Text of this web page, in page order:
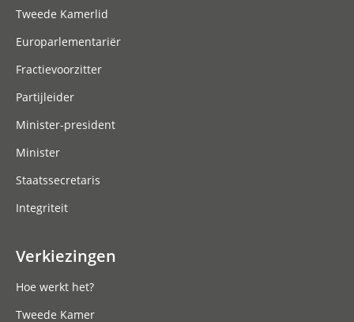
Tweede Kamerlid
Europarlementariër
Fractievoorzitter
Partijleider
Minister-president
Minister
Staatssecretaris
Integriteit
Verkiezingen
Hoe werkt het?
Tweede Kamer